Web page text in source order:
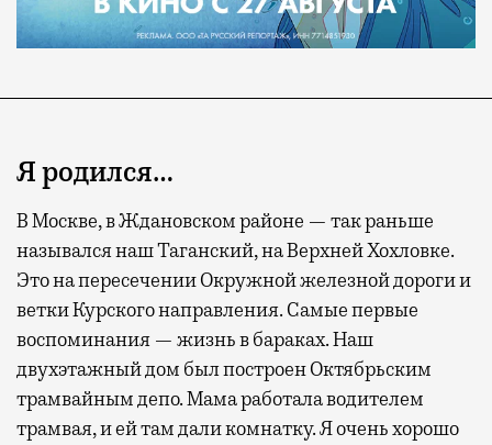
Я родился…
В Москве, в Ждановском районе — так раньше
назывался наш Таганский, на Верхней Хохловке.
Это на пересечении Окружной железной дороги и
ветки Курского направления. Самые первые
воспоминания — жизнь в бараках. Наш
двухэтажный дом был построен Октябрьским
трамвайным депо. Мама работала водителем
трамвая, и ей там дали комнатку. Я очень хорошо